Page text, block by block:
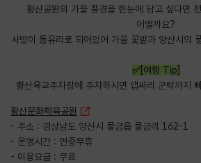
황산공원의 가을 풍경을 한눈에 담고 싶다면
어떨까요?
사방이 통유리로 되어있어 가을 꽃밭과 양산시의
✅[여행 Tip]
황산육교주차장에 주차하시면 댑싸리 군락까지
황산문화체육공원
- 주소 : 경상남도 양산시 물금읍 물금리 162-1
- 운영시간 : 연중무휴
- 이용요금 : 무료